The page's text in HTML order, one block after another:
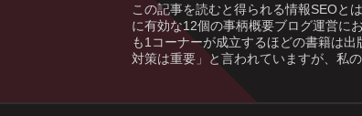
この記事を読むと得られる情報SEOと
に有効な12個の事柄概要ブログ運営に
も1コーナーが成立するほどの書籍は
対策は重要」と言われていますが、私の